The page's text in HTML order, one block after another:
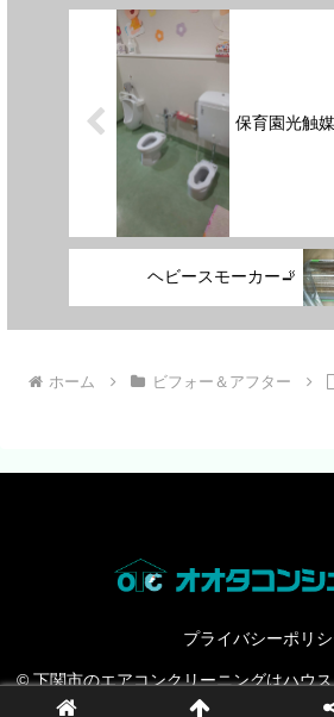
保育園光触
ヘビースモーカー🚬
ホーム ビフォー＆アフター
プライバシーポリ
© 下関市のエアコンクリーニングはハウ
オタコンシェルジ